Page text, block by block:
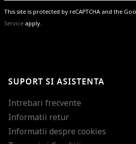
This site is protected by reCAPTCHA and the
Service apply.
ultimele tendinte in
SUPORT SI ASISTENTA
Intrebari frecvente
Informatii retur
Informatii despre cookies